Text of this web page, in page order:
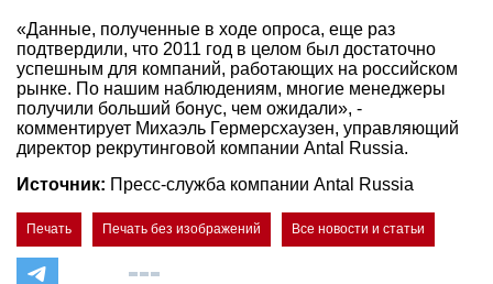
«Данные, полученные в ходе опроса, еще раз
подтвердили, что 2011 год в целом был достаточно
успешным для компаний, работающих на российском
рынке. По нашим наблюдениям, многие менеджеры
получили больший бонус, чем ожидали», -
комментирует Михаэль Гермерсхаузен, управляющий
директор рекрутинговой компании Antal Russia.
Источник: Пресс-служба компании Antal Russia
Печать Печать без изображений Все новости и статьи